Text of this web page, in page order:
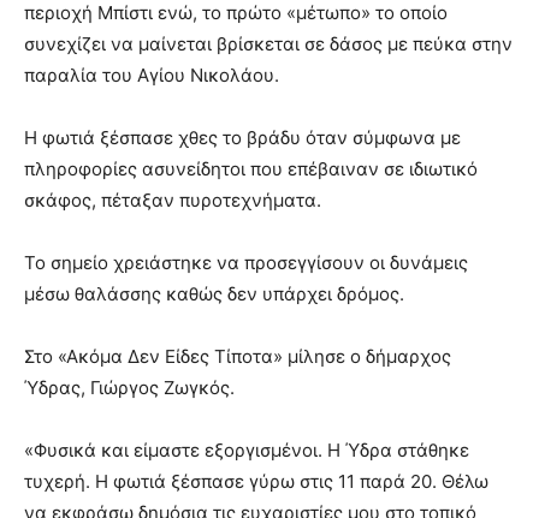
περιοχή Μπίστι ενώ, το πρώτο «μέτωπο» το οποίο
συνεχίζει να μαίνεται βρίσκεται σε δάσος με πεύκα στην
παραλία του Αγίου Νικολάου.
Η φωτιά ξέσπασε χθες το βράδυ όταν σύμφωνα με
πληροφορίες ασυνείδητοι που επέβαιναν σε ιδιωτικό
σκάφος, πέταξαν πυροτεχνήματα.
Το σημείο χρειάστηκε να προσεγγίσουν οι δυνάμεις
μέσω θαλάσσης καθώς δεν υπάρχει δρόμος.
Στο «Ακόμα Δεν Είδες Τίποτα» μίλησε ο δήμαρχος
Ύδρας, Γιώργος Ζωγκός.
«Φυσικά και είμαστε εξοργισμένοι. Η Ύδρα στάθηκε
τυχερή. Η φωτιά ξέσπασε γύρω στις 11 παρά 20. Θέλω
να εκφράσω δημόσια τις ευχαριστίες μου στο τοπικό